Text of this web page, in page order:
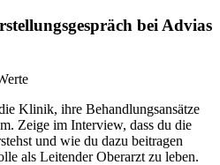
bei Advias
Klinik, ihre Behandlungsansätze
Zeige im Interview, dass du die
und wie du dazu beitragen
als Leitender Oberarzt zu leben.